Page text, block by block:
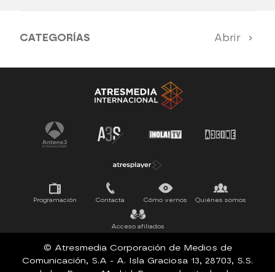
CATEGORÍAS Abrir
Antena 3 Noticias El Hormiguero
Tu cara me suena Pasapalabra
Programación Contacta Cómo vernos Quiénes somos
Acceso afiliados
© Atresmedia Corporación de Medios de
Comunicación, S.A - A. Isla Graciosa 13, 28703, S.S.